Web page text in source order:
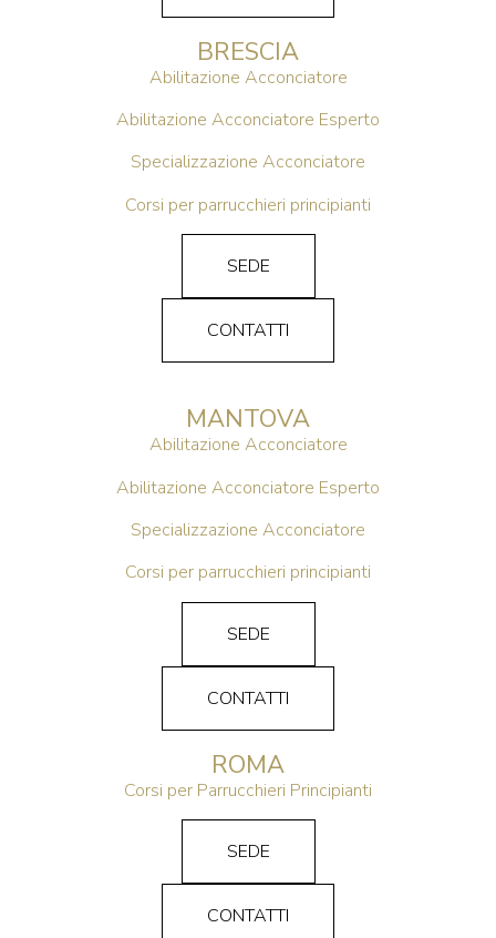
BRESCIA
Abilitazione Acconciatore
Abilitazione Acconciatore Esperto
Specializzazione Acconciatore
Corsi per parrucchieri principianti
SEDE
CONTATTI
MANTOVA
Abilitazione Acconciatore
Abilitazione Acconciatore Esperto
Specializzazione Acconciatore
Corsi per parrucchieri principianti
SEDE
CONTATTI
ROMA
Corsi per Parrucchieri Principianti
SEDE
CONTATTI